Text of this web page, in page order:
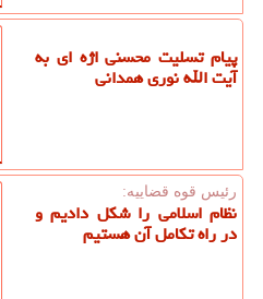
پیام تسلیت محسنی اژه ای به
آیت الله نوری همدانی
رئیس قوه قضاییه:
نظام اسلامی را شکل دادیم و
در راه تکامل آن هستیم